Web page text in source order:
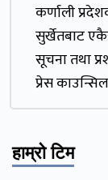
कर्णाली
सुर्खेतबाट
सूचना तथा
प्रेस
हाम्रो टिम